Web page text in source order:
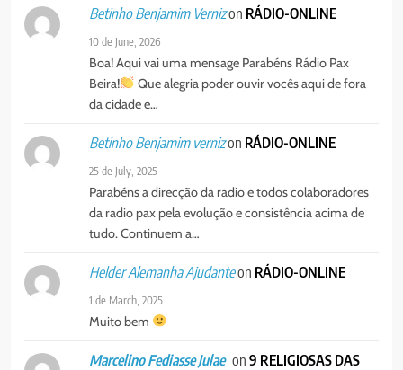
organização humana” – defende o
Padre Mubango
MERCADO DE INHAMÍZUA:
TRANSFERÊNCIA DOS
VENDEDORES FOI ACEITE, MAS
SURGIRAM RESISTÊNCIAS PELO
CAMINHO
PORTUGUÊS SOCIEDADE
PAX NOTICIAS EDIÇÃO 28 DE
JUNHO DE 2026
PORTUGUÊS
Betinho Benjamim Vernizon RÁDIO-ONLINE
10 de June, 2026
Boa! Aqui vai uma mensage Parabéns Rádio Pax
Beira!
Que alegria poder ouvir vocês aqui de fora
da cidade e…
Betinho Benjamim vernizon RÁDIO-ONLINE
25 de July, 2025
Parabéns a direcção da radio e todos colaboradores
da radio pax pela evolução e consistência acima de
tudo. Continuem a…
Helder Alemanha Ajudanteon RÁDIO-ONLINE
1 de March, 2025
Muito bem
Marcelino Fediasse Julae on9 RELIGIOSAS DAS